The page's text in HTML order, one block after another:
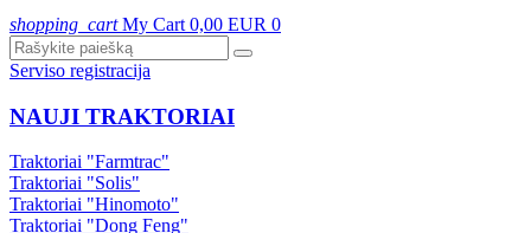
shopping_cart My Cart 0,00 EUR 0
Serviso registracija
NAUJI TRAKTORIAI
Traktoriai "Farmtrac"
Traktoriai "Solis"
Traktoriai "Hinomoto"
Traktoriai "Dong Feng"